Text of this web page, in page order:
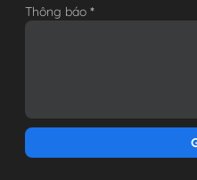
Thông báo*